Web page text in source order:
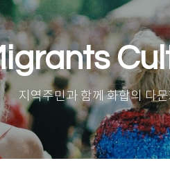
지역주민과 함께 화합의 다